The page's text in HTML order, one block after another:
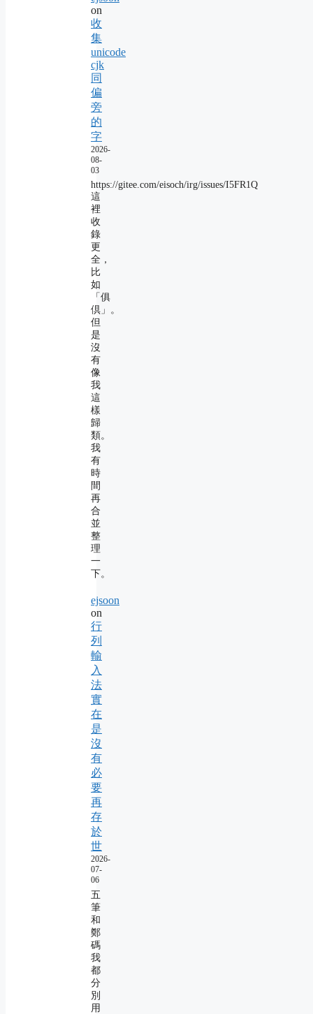
on
收
集
unicode
cjk
同
偏
旁
的
字
2026-
08-
03
https://gitee.com/eisoch/irg/issues/I5FR1Q
這
裡
收
錄
更
全，
比
如
「俱
倶」。
但
是
沒
有
像
我
這
樣
歸
類。
我
有
時
間
再
合
並
整
理
一
下。
ejsoon
on
行
列
輸
入
法
實
在
是
沒
有
必
要
再
存
於
世
2026-
07-
06
五
筆
和
鄭
碼
我
都
分
別
用